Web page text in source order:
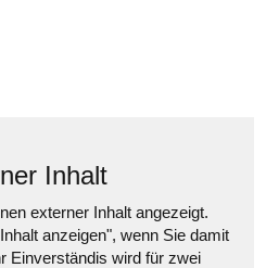
Inhalt
externer Inhalt angezeigt.
anzeigen", wenn Sie damit
Einverständis wird für zwei